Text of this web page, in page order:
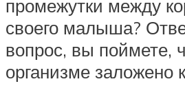
промежутки между
своего малыша?
вопрос, вы поймете,
организме заложено